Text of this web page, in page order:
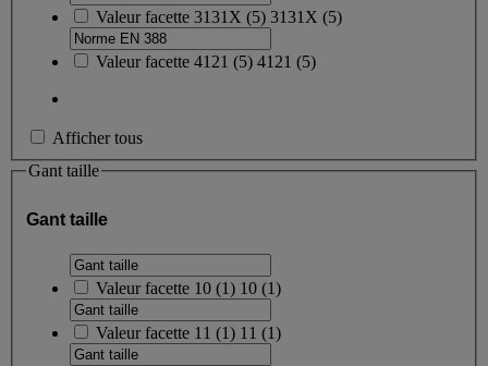
Valeur facette 3131X (5) 3131X (5)
Valeur facette 4121 (5) 4121 (5)
Afficher tous
Gant taille
Gant taille
Valeur facette 10 (1) 10 (1)
Valeur facette 11 (1) 11 (1)